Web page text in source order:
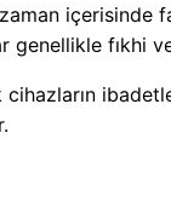
içerisinde
genellikle fıkhi